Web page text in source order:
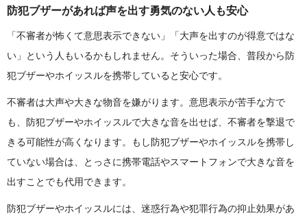
防犯ブザーがあれば声を出す勇気のない人も安心
「不審者が怖くて意思表示できない」「大声を出すのが得意ではな
い」という人もいるかもしれません。そういった場合、普段から防
犯ブザーやホイッスルを携帯していると安心です。
不審者は大声や大きな物音を嫌がります。意思表示が苦手な方で
も、防犯ブザーやホイッスルで大きな音を出せば、不審者を撃退で
きる可能性が高くなります。もし防犯ブザーやホイッスルを携帯し
ていない場合は、とっさに携帯電話やスマートフォンで大きな音を
出すことでも代用できます。
防犯ブザーやホイッスルには、迷惑行為や犯罪行為の抑止効果があ